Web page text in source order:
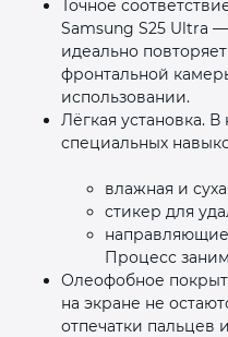
Точное
Samsung S25 Ultra —
идеально
фронтальной
использовании.
Лёгкая установка.
специальных
влажная и
стикер для
Процесс
Олеофобное
на экране не
отпечатки пальцев